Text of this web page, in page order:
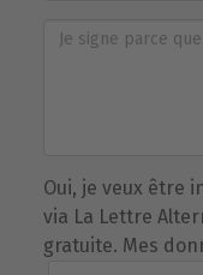
Oui, je veux être
via La Lettre
gratuite. Mes